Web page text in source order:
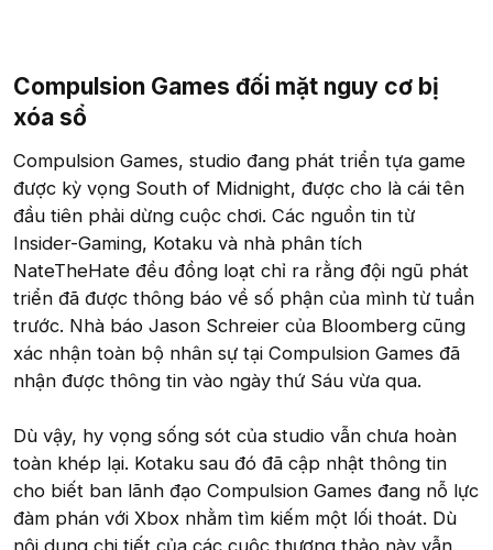
Compulsion Games đối mặt nguy cơ bị
xóa sổ​
Compulsion Games, studio đang phát triển tựa game
được kỳ vọng South of Midnight, được cho là cái tên
đầu tiên phải dừng cuộc chơi. Các nguồn tin từ
Insider-Gaming, Kotaku và nhà phân tích
NateTheHate đều đồng loạt chỉ ra rằng đội ngũ phát
triển đã được thông báo về số phận của mình từ tuần
trước. Nhà báo Jason Schreier của Bloomberg cũng
xác nhận toàn bộ nhân sự tại Compulsion Games đã
nhận được thông tin vào ngày thứ Sáu vừa qua.
Dù vậy, hy vọng sống sót của studio vẫn chưa hoàn
toàn khép lại. Kotaku sau đó đã cập nhật thông tin
cho biết ban lãnh đạo Compulsion Games đang nỗ lực
đàm phán với Xbox nhằm tìm kiếm một lối thoát. Dù
nội dung chi tiết của các cuộc thương thảo này vẫn